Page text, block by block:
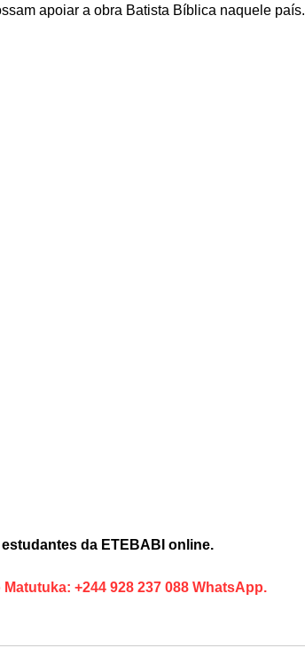
apoiar a obra Batista Bíblica naquele país.
da ETEBABI online.
+244 928 237 088 WhatsApp.